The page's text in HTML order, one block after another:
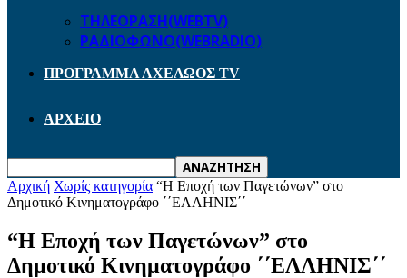
ΤΗΛΕΟΡΑΣΗ(WEBTV)
ΡΑΔΙΟΦΩΝΟ(WEBRADIO)
ΠΡΟΓΡΑΜΜΑ ΑΧΕΛΩΟΣ TV
ΑΡΧΕΙΟ
Αρχική Χωρίς κατηγορία “Η Εποχή των Παγετώνων” στο
Δημοτικό Κινηματογράφο ΄΄ΕΛΛΗΝΙΣ΄΄
“Η Εποχή των Παγετώνων” στο
Δημοτικό Κινηματογράφο ΄΄ΕΛΛΗΝΙΣ΄΄